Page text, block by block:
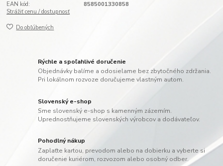
EAN kód:
8585001330858
Strážiť cenu / dostupnosť
Do obľúbených
Rýchle a spoľahlivé doručenie
Objednávky balíme a odosielame bez zbytočného zdržania.
Pri lokálnom rozvoze doručujeme vlastným autom.
Slovenský e-shop
Sme slovenský e-shop s kamenným zázemím.
Uprednostňujeme slovenských výrobcov a dodávateľov.
Pohodlný nákup
Zaplaťte kartou, prevodom alebo na dobierku a vyberte si
doručenie kuriérom, rozvozom alebo osobný odber.